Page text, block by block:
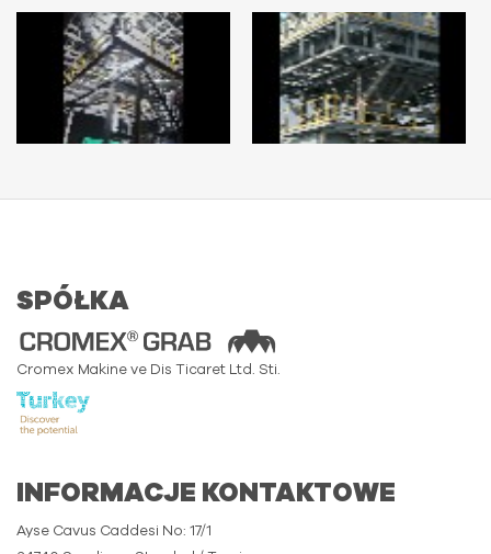
SPÓŁKA
Cromex Makine ve Dis Ticaret Ltd. Sti.
INFORMACJE KONTAKTOWE
Ayse Cavus Caddesi No: 17/1